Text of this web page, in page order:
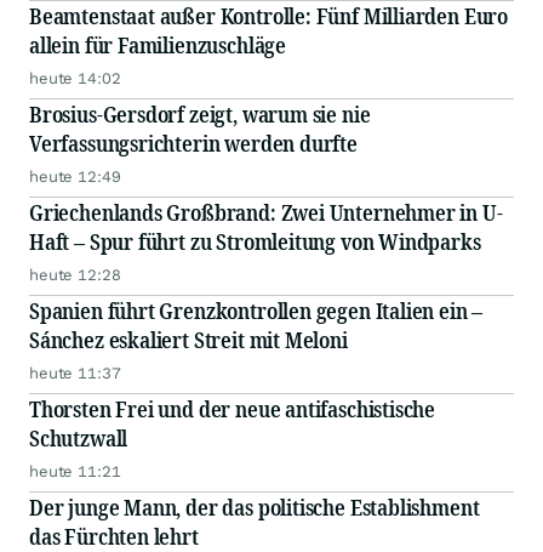
Beamtenstaat außer Kontrolle: Fünf Milliarden Euro
allein für Familienzuschläge
heute 14:02
Brosius-Gersdorf zeigt, warum sie nie
Verfassungsrichterin werden durfte
heute 12:49
Griechenlands Großbrand: Zwei Unternehmer in U-
Haft – Spur führt zu Stromleitung von Windparks
heute 12:28
Spanien führt Grenzkontrollen gegen Italien ein –
Sánchez eskaliert Streit mit Meloni
heute 11:37
Thorsten Frei und der neue antifaschistische
Schutzwall
heute 11:21
Der junge Mann, der das politische Establishment
das Fürchten lehrt